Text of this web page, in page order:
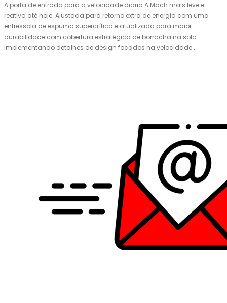
A porta de entrada para a velocidade diária.A Mach mais leve e
reativa até hoje. Ajustada para retorno extra de energia com uma
entressola de espuma supercrítica e atualizada para maior
durabilidade com cobertura estratégica de borracha na sola.
Implementando detalhes de design focados na velocidade..